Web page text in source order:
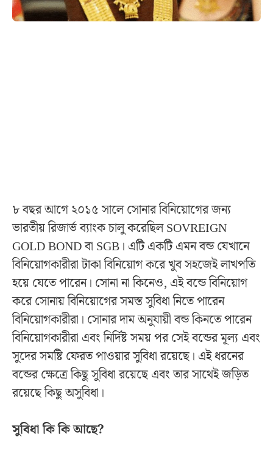
৮ বছর আগে ২০১৫ সালে সোনার বিনিয়োগের জন্য
ভারতীয় রিজার্ভ ব্যাংক চালু করেছিল SOVREIGN
GOLD BOND বা SGB। এটি একটি এমন বন্ড যেখানে
বিনিয়োগকারীরা টাকা বিনিয়োগ করে খুব সহজেই লাখপতি
হয়ে যেতে পারেন। সোনা না কিনেও, এই বন্ডে বিনিয়োগ
করে সোনায় বিনিয়োগের সমস্ত সুবিধা নিতে পারেন
বিনিয়োগকারীরা। সোনার দাম অনুযায়ী বন্ড কিনতে পারেন
বিনিয়োগকারীরা এবং নির্দিষ্ট সময় পর সেই বন্ডের মূল্য এবং
সুদের সমষ্টি ফেরত পাওয়ার সুবিধা রয়েছে। এই ধরনের
বন্ডের ক্ষেত্রে কিছু সুবিধা রয়েছে এবং তার সাথেই জড়িত
রয়েছে কিছু অসুবিধা।
সুবিধা কি কি আছে?